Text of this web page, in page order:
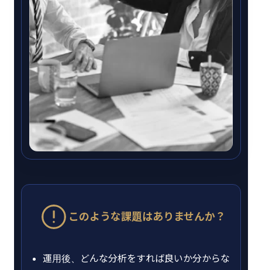
このような課題はありませんか？
運用後、どんな分析をすれば良いか分からな